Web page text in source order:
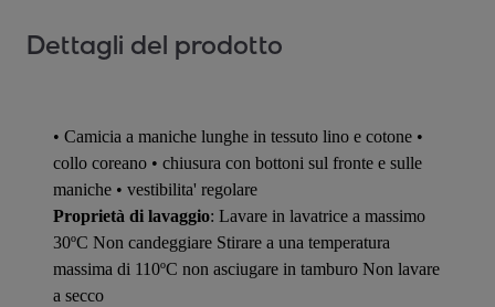
Dettagli del prodotto
• Camicia a maniche lunghe in tessuto lino e cotone •
collo coreano • chiusura con bottoni sul fronte e sulle
maniche • vestibilita' regolare
Proprietà di lavaggio: Lavare in lavatrice a massimo
30ºC Non candeggiare Stirare a una temperatura
massima di 110ºC non asciugare in tamburo Non lavare
a secco